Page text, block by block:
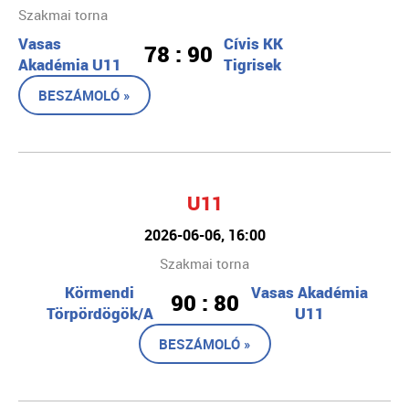
Szakmai torna
Vasas
Akadémia U11
78 : 90 Cívis KK
Tigrisek
BESZÁMOLÓ »
U11
2026-06-06, 16:00
Szakmai torna
Körmendi
Törpördögök/A
90 : 80
Vasas Akadémia
U11
BESZÁMOLÓ »